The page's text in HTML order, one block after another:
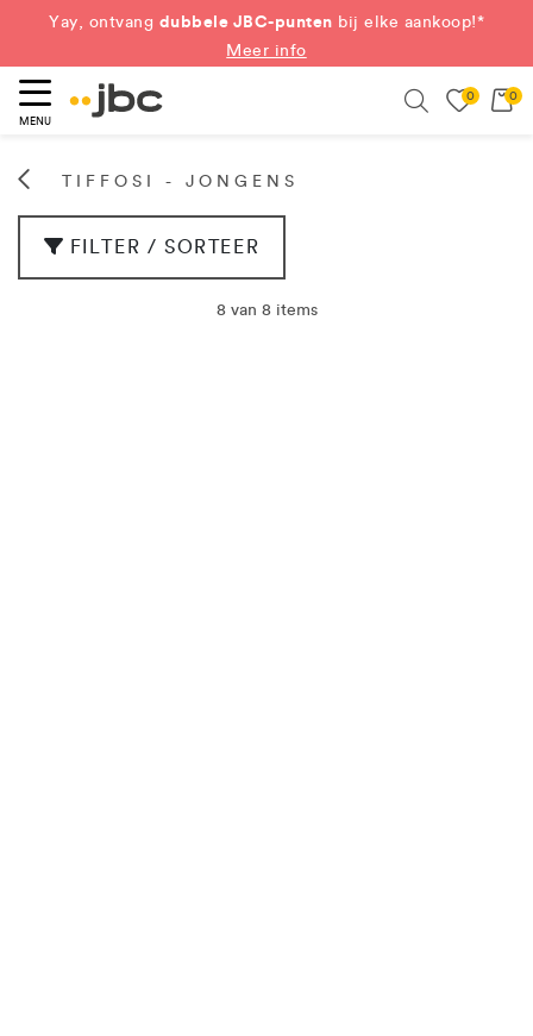
Yay, ontvang dubbele JBC-punten bij elke aankoop!*
Meer info
MENU
0 0
TIFFOSI - JONGENS
FILTER / SORTEER
8 van 8 items